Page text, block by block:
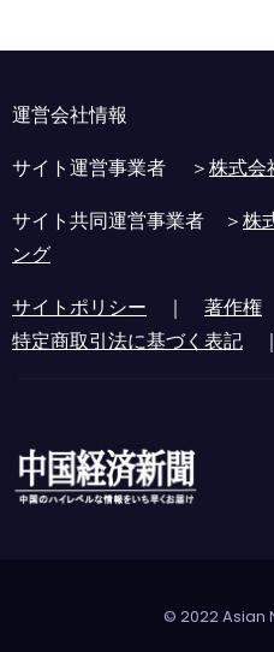
運営会社情報
サイト運営事業者 ＞株式会
サイト共同運営事業者 ＞株
ング
サイトポリシー ｜ 著作権
特定商取引法に基づく表記
© 2022 Asian